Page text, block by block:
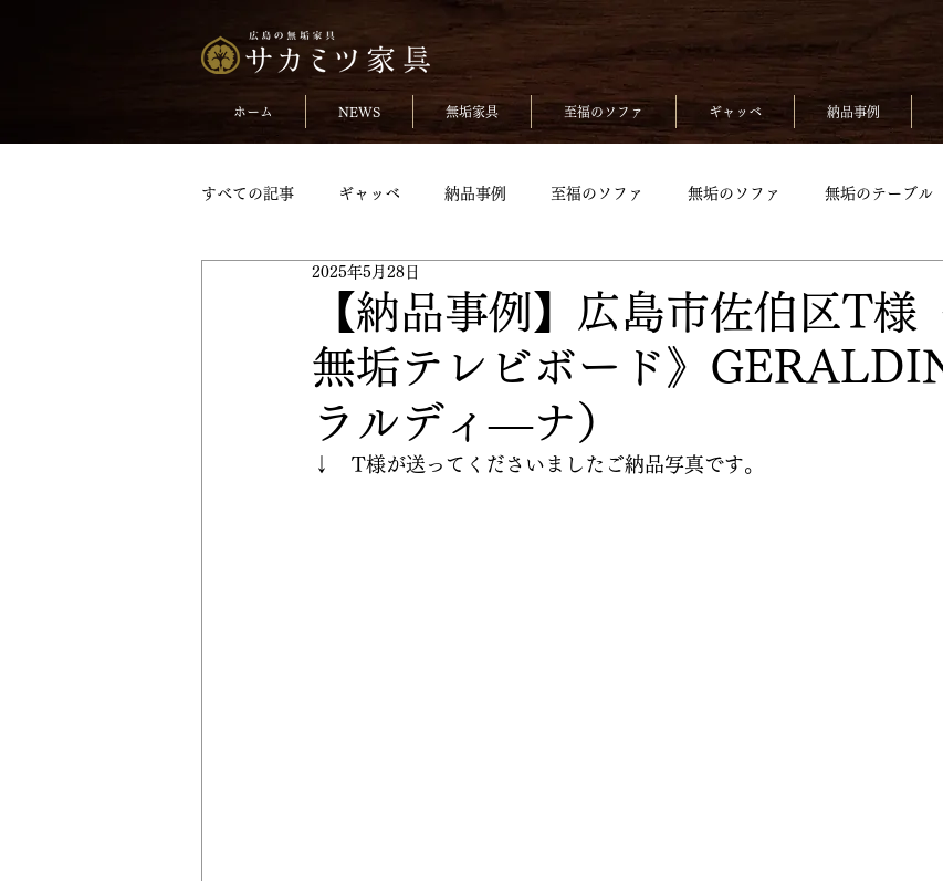
ホーム NEWS 無垢家具 至福のソファ ギャッベ 納品事例
すべての記事 ギャッベ 納品事例 至福のソファ 無垢のソファ 無垢のテーブル
無垢のチェア おしらせ
TVボードpickup 収納家具pickup 無垢のチェアpickup 無垢のベッドpickup
変形テーブル 変形テーブルpickup
【納品事例】広島市佐伯区T様
無垢テレビボード》
ラルディ―ナ）
2025年5月28日
↓　T様が送ってくださいましたご納品写真です。